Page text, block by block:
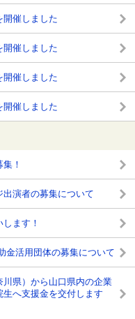
開催しました
開催しました
開催しました
開催しました
！
演者の募集について
します！
金活用団体の募集について
県）から山口県内の企業
へ支援金を交付します